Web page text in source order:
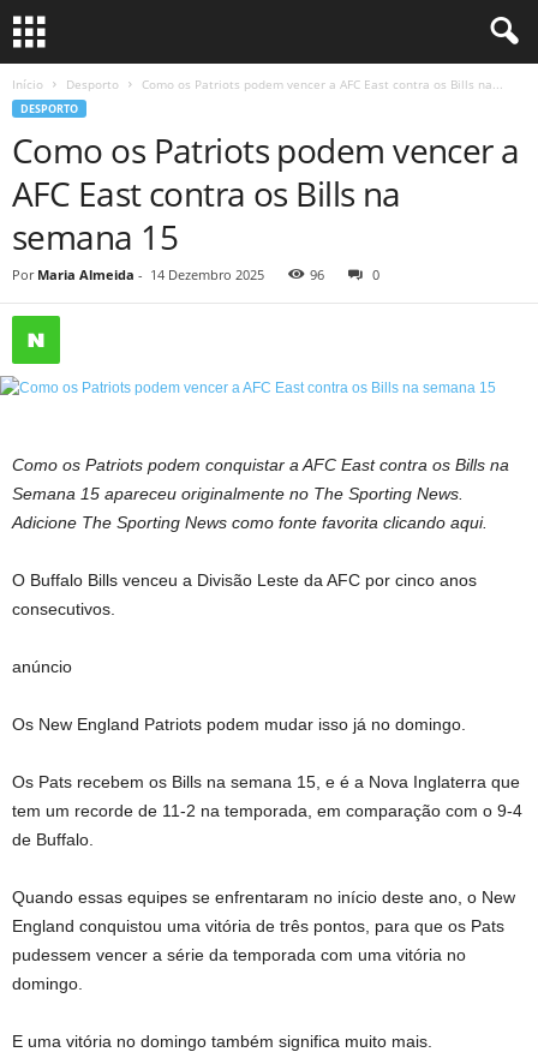
Início Desporto Como os Patriots podem vencer a AFC East contra os Bills na...
DESPORTO
Como os Patriots podem vencer a
AFC East contra os Bills na
semana 15
Por Maria Almeida - 14 Dezembro 2025 96 0
Como os Patriots podem conquistar a AFC East contra os Bills na
Semana 15 apareceu originalmente no The Sporting News.
Adicione The Sporting News como fonte favorita clicando aqui.
O Buffalo Bills venceu a Divisão Leste da AFC por cinco anos
consecutivos.
anúncio
Os New England Patriots podem mudar isso já no domingo.
Os Pats recebem os Bills na semana 15, e é a Nova Inglaterra que
tem um recorde de 11-2 na temporada, em comparação com o 9-4
de Buffalo.
Quando essas equipes se enfrentaram no início deste ano, o New
England conquistou uma vitória de três pontos, para que os Pats
pudessem vencer a série da temporada com uma vitória no
domingo.
E uma vitória no domingo também significa muito mais.